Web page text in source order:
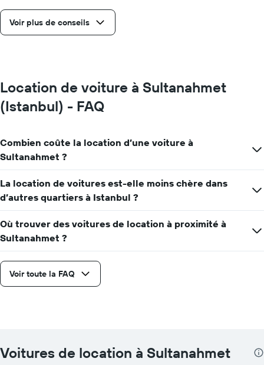
Voir plus de conseils
Location de voiture à Sultanahmet
(Istanbul) - FAQ
Combien coûte la location d’une voiture à
Sultanahmet ?
La location de voitures est-elle moins chère dans
d’autres quartiers à Istanbul ?
Où trouver des voitures de location à proximité à
Sultanahmet ?
Voir toute la FAQ
Voitures de location à Sultanahmet